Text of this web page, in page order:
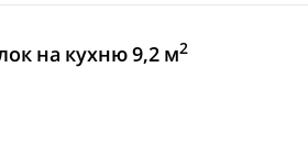
на кухню 9,2 м2